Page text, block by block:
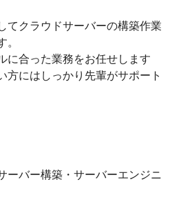
てクラウドサーバーの構築作業
に合った業務をお任せします
方にはしっかり先輩がサポート
ーバー構築・サーバーエンジニ